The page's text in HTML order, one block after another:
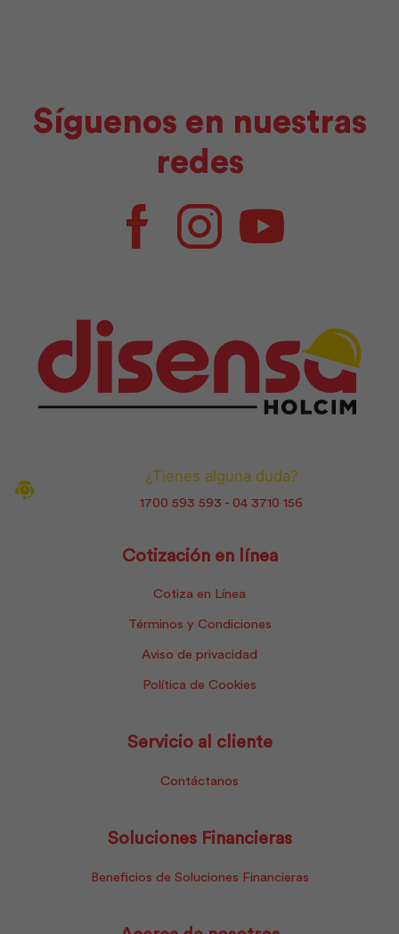
Síguenos en nuestras
redes
FacebookInstagramYoutube
¿Tienes alguna duda?
1700 593 593 - 04 3710 156
Cotización en línea
Cotiza en Línea
Términos y Condiciones
Aviso de privacidad
Política de Cookies
Servicio al cliente
Contáctanos
Soluciones Financieras
Beneficios de Soluciones Financieras